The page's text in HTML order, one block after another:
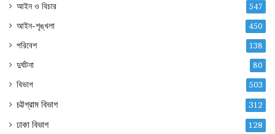
আইন ও বিচার 547
আইন-শৃঙ্খলা 450
পরিবেশ 138
দুর্ঘটনা 80
বিভাগ 503
চট্টগ্রাম বিভাগ 312
ঢাকা বিভাগ 128